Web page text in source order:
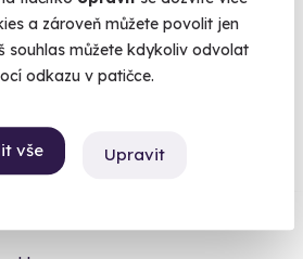
a zároveň můžete povolit jen
souhlas můžete kdykoliv odvolat
odkazu v patičce.
vše Upravit
zákazníků.